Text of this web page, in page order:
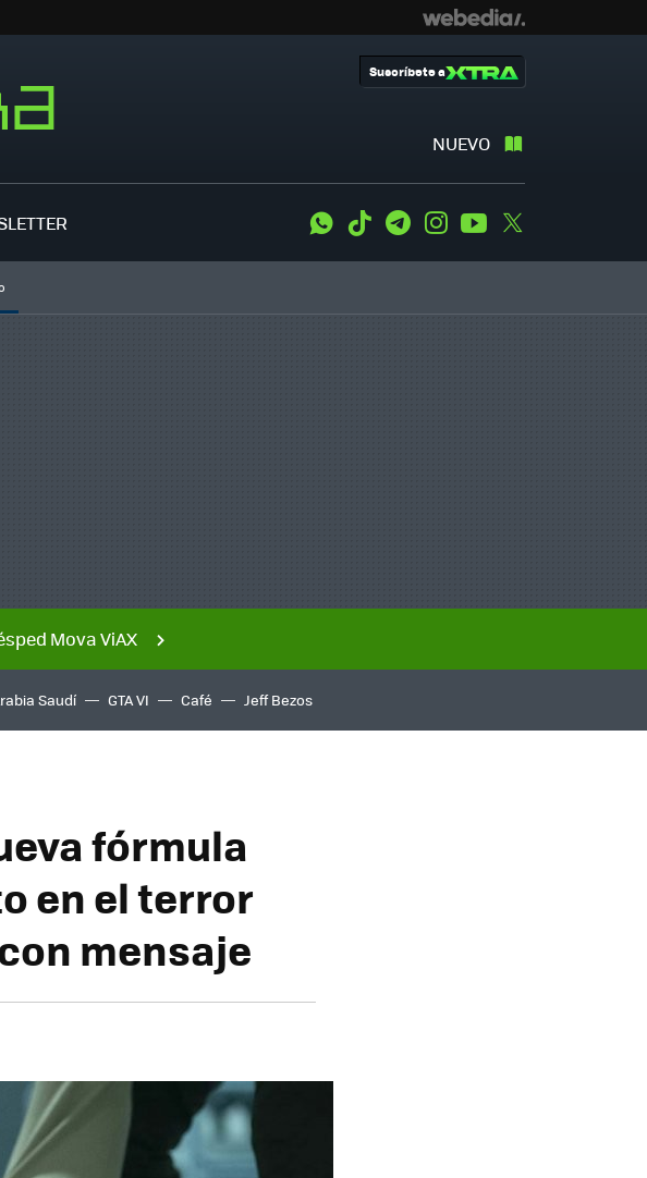
NUEVO
Suscríbete a
WhatsApp
Tiktok TelegramInstagramYoutube
Mova ViAX
Saudí GTA VI Café Jeff Bezos
fórmula
en el terror
mensaje